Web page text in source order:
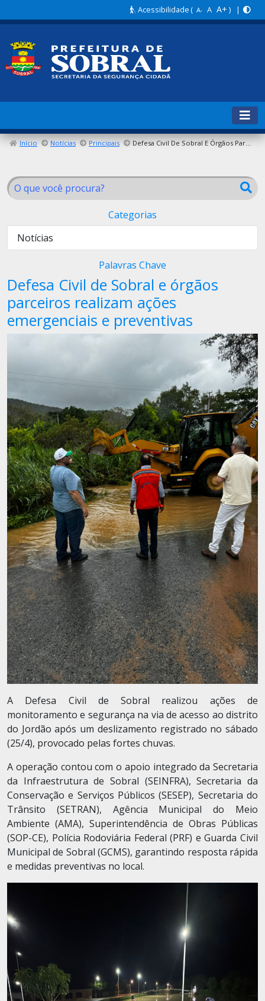
Acessibilidade( A- A A+ ) |
Início Notícias Principais Defesa Civil De Sobral E Órgãos Parceiros Realizam Ações Emergenciais E Preventivas
Categorias
Notícias
Palavras Chave
Defesa Civil de Sobral e órgãos
parceiros realizam ações
emergenciais e preventivas
A Defesa Civil de Sobral realizou ações de
monitoramento e segurança na via de acesso ao distrito
do Jordão após um deslizamento registrado no sábado
(25/4), provocado pelas fortes chuvas.
A operação contou com o apoio integrado da Secretaria
da Infraestrutura de Sobral (SEINFRA), Secretaria da
Conservação e Serviços Públicos (SESEP), Secretaria do
Trânsito (SETRAN), Agência Municipal do Meio
Ambiente (AMA), Superintendência de Obras Públicas
(SOP-CE), Polícia Rodoviária Federal (PRF) e Guarda Civil
Municipal de Sobral (GCMS), garantindo resposta rápida
e medidas preventivas no local.